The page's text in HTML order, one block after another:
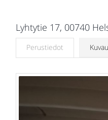
Lyhtytie 17, 00740
Perustiedot